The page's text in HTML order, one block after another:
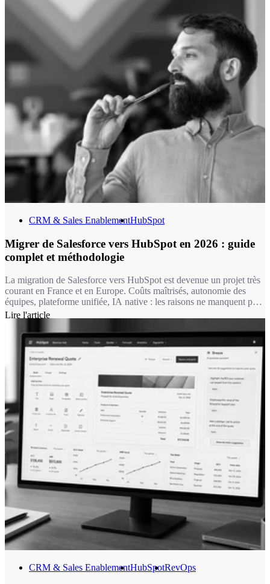
CRM & Sales EnablementHubSpot
Migrer de Salesforce vers HubSpot en 2026 : guide
complet et méthodologie
La migration de Salesforce vers HubSpot est devenue un projet très
courant en France et en Europe. Coûts maîtrisés, autonomie des
équipes, plateforme unifiée, IA native : les raisons ne manquent pas.
Encore faut-il mener cette transition avec rigueur. C'est exactement
Lire l'article
CRM & Sales EnablementHubSpotRevOps